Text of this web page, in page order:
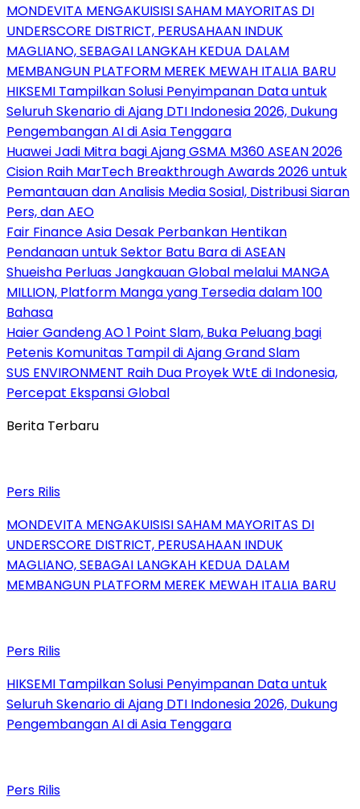
MONDEVITA MENGAKUISISI SAHAM MAYORITAS DI
UNDERSCORE DISTRICT, PERUSAHAAN INDUK
MAGLIANO, SEBAGAI LANGKAH KEDUA DALAM
MEMBANGUN PLATFORM MEREK MEWAH ITALIA BARU
HIKSEMI Tampilkan Solusi Penyimpanan Data untuk
Seluruh Skenario di Ajang DTI Indonesia 2026, Dukung
Pengembangan AI di Asia Tenggara
Huawei Jadi Mitra bagi Ajang GSMA M360 ASEAN 2026
Cision Raih MarTech Breakthrough Awards 2026 untuk
Pemantauan dan Analisis Media Sosial, Distribusi Siaran
Pers, dan AEO
Fair Finance Asia Desak Perbankan Hentikan
Pendanaan untuk Sektor Batu Bara di ASEAN
Shueisha Perluas Jangkauan Global melalui MANGA
MILLION, Platform Manga yang Tersedia dalam 100
Bahasa
Haier Gandeng AO 1 Point Slam, Buka Peluang bagi
Petenis Komunitas Tampil di Ajang Grand Slam
SUS ENVIRONMENT Raih Dua Proyek WtE di Indonesia,
Percepat Ekspansi Global
Berita Terbaru
Pers Rilis
MONDEVITA MENGAKUISISI SAHAM MAYORITAS DI
UNDERSCORE DISTRICT, PERUSAHAAN INDUK
MAGLIANO, SEBAGAI LANGKAH KEDUA DALAM
MEMBANGUN PLATFORM MEREK MEWAH ITALIA BARU
Pers Rilis
HIKSEMI Tampilkan Solusi Penyimpanan Data untuk
Seluruh Skenario di Ajang DTI Indonesia 2026, Dukung
Pengembangan AI di Asia Tenggara
Pers Rilis